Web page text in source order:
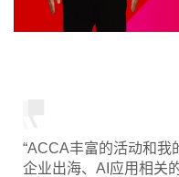
“ACCA丰富的活动和我
企业出海、AI应用相关